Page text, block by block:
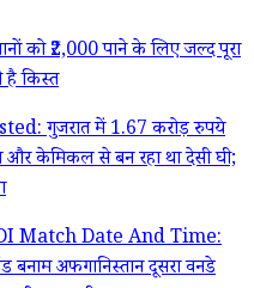
₹2,000 पाने के लिए जल्द पूरा
है किस्त
गुजरात में 1.67 करोड़ रुपये
केमिकल से बन रहा था देसी घी;
Match Date And Time:
अफगानिस्तान दूसरा वनडे